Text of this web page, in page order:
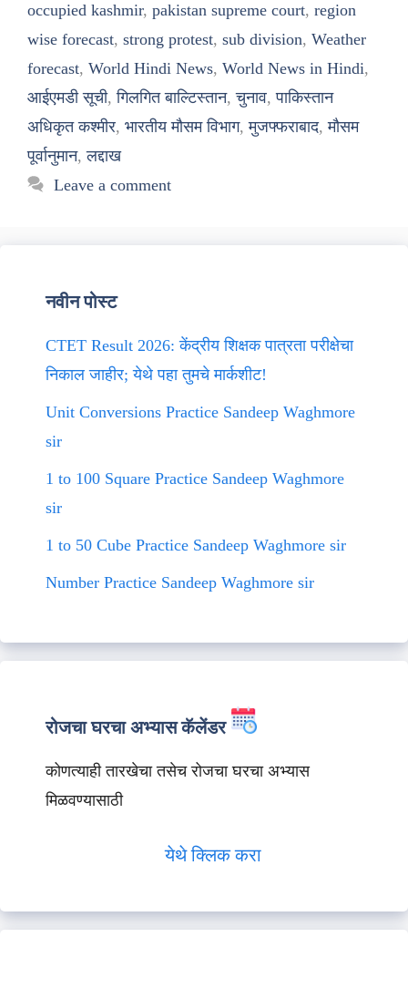
occupied kashmir, pakistan supreme court, region
wise forecast, strong protest, sub division, Weather
forecast, World Hindi News, World News in Hindi,
आईएमडी सूची,गिलगित बाल्टिस्तान,चुनाव,पाकिस्तान
अधिकृत कश्मीर, भारतीय मौसम विभाग,मुजफ्फराबाद,मौसम
पूर्वानुमान,लद्दाख
Leave a comment
नवीन पोस्ट
CTET Result 2026: केंद्रीय शिक्षक पात्रता परीक्षेचा
निकाल जाहीर; येथे पहा तुमचे मार्कशीट!
Unit Conversions Practice Sandeep Waghmore
sir
1 to 100 Square Practice Sandeep Waghmore
sir
1 to 50 Cube Practice Sandeep Waghmore sir
Number Practice Sandeep Waghmore sir
रोजचा घरचा अभ्यास कॅलेंडर
कोणत्याही तारखेचा तसेच रोजचा घरचा अभ्यास
मिळवण्यासाठी
येथे क्लिक करा